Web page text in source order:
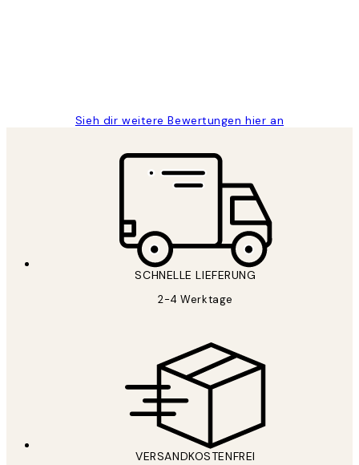
Sieh dir weitere Bewertungen hier an
SCHNELLE LIEFERUNG
2-4 Werktage
VERSANDKOSTENFREI